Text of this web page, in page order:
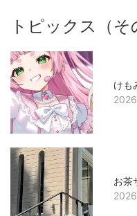
トピックス（そ
けも
お茶